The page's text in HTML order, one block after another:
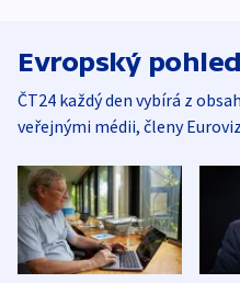
Evropský pohled
ČT24 každý den vybírá z
veřejnými médii, členy